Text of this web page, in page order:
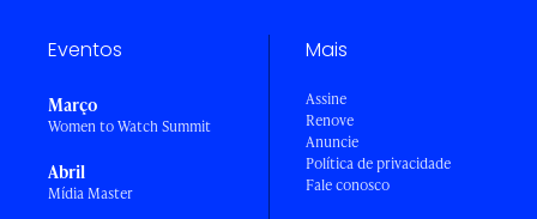
Eventos
Março
Women to Watch Summit
Abril
Mídia Master
Mais
Assine
Renove
Anuncie
Política de privacidade
Fale conosco